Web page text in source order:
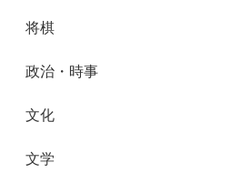
将棋
政治・時事
文化
文学